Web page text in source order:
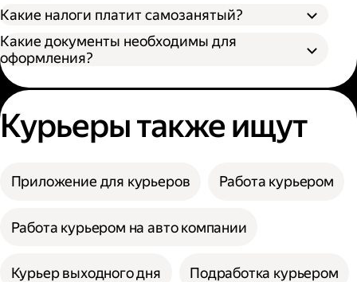
Какие налоги платит самозанятый?
Какие документы необходимы для
оформления?
Курьеры также ищут
Приложение для курьеров Работа курьером
Работа курьером на авто компании
Курьер выходного дня Подработка курьером